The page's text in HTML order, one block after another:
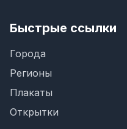
Быстрые ссылки
Города
Регионы
Плакаты
Открытки